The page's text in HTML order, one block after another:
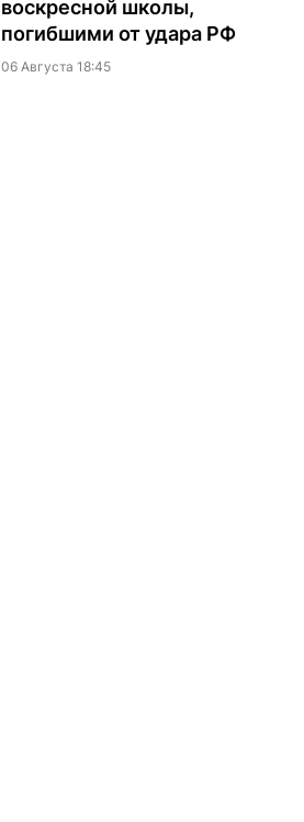
воскресной школы,
погибшими от удара РФ
06 Августа 18:45